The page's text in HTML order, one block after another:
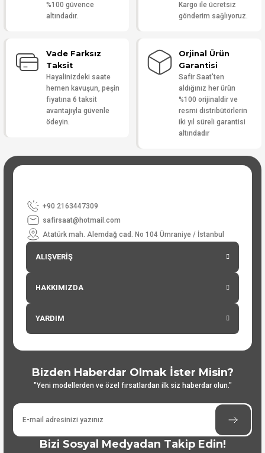
%100 güvence
altındadır.
Kargo ile ücretsiz
gönderim sağlıyoruz.
Vade Farksız
Taksit
Hayalinizdeki saate
hemen kavuşun, peşin
fiyatına 6 taksit
avantajıyla güvenle
ödeyin.
Orjinal Ürün
Garantisi
Safir Saat'ten
aldığınız her ürün
%100 orijinaldir ve
resmi distribütörlerin
iki yıl süreli garantisi
altındadır
+90 2163447309
safirsaat@hotmail.com
Atatürk mah. Alemdağ cad. No 104 Ümraniye / İstanbul
ALIŞVERİŞ
HAKKIMIZDA
YARDIM
Bizden Haberdar Olmak İster Misin?
"Yeni modellerden ve özel fırsatlardan ilk siz haberdar olun."
Bizi Sosyal Medyadan Takip Edin!